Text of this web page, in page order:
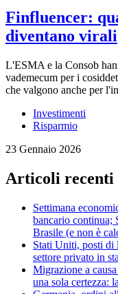
Finfluencer:
diventano virali
L'ESMA e la Consob
vademecum per i
che valgono anche per
Investimenti
Risparmio
23 Gennaio 2026
Articoli recenti
Settimana
bancario
Brasile (e non è
Stati Uniti, posti di
settore privato in
Migrazione a
una sola certezza: